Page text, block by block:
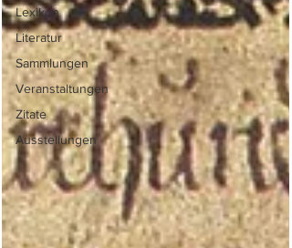
Lexikon
Literatur
Sammlungen
Veranstaltungen
Zitate
Ausstellungen